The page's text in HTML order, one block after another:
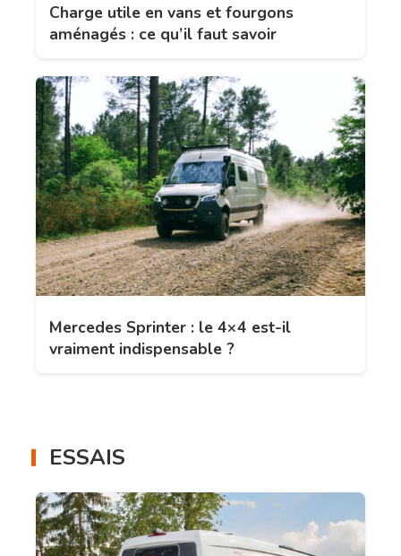
Charge utile en vans et fourgons
aménagés : ce qu’il faut savoir
Mercedes Sprinter : le 4×4 est-il
vraiment indispensable ?
ESSAIS